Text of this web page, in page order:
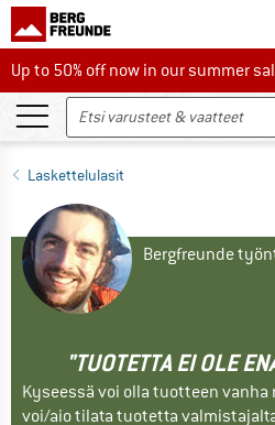
Up to 50% off now in our summer sale
Up to 50% off now in our summer
Laskettelulasit
Bergfreunde
"TUOTETTA EI OLE
Kyseessä voi olla tuotteen vanha
voi/aio tilata tuotetta